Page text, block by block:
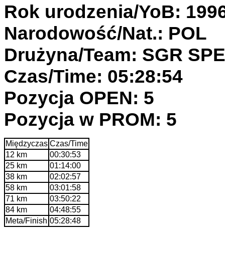
Rok urodzenia/YoB:
Narodowość/Nat.: POL
Drużyna/Team: SGR
Czas/Time: 05:28:54
Pozycja OPEN: 5
Pozycja w PROM: 5
Międzyczas Czas/Time
12 km
00:30:53
25 km
01:14:00
38 km
02:02:57
58 km
03:01:58
71 km
03:50:22
84 km
04:48:55
Meta/Finish 05:28:48